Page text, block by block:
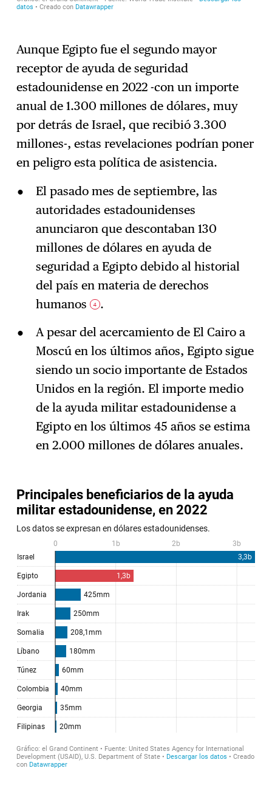
Aunque Egipto fue el segundo mayor
receptor de ayuda de seguridad
estadounidense en 2022 -con un importe
anual de 1.300 millones de dólares, muy
por detrás de Israel, que recibió 3.300
millones-, estas revelaciones podrían poner
en peligro esta política de asistencia.
El pasado mes de septiembre, las
autoridades estadounidenses
anunciaron que descontaban 130
millones de dólares en ayuda de
seguridad a Egipto debido al historial
del país en materia de derechos
humanos
4 .
A pesar del acercamiento de El Cairo a
Moscú en los últimos años, Egipto sigue
siendo un socio importante de Estados
Unidos en la región. El importe medio
de la ayuda militar estadounidense a
Egipto en los últimos 45 años se estima
en 2.000 millones de dólares anuales.